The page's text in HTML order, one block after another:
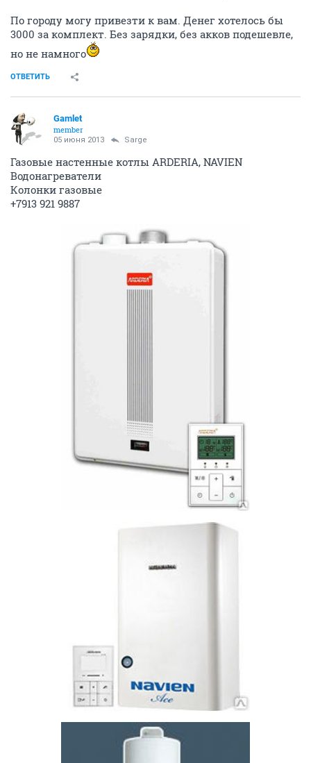
По городу могу привезти к вам. Денег хотелось бы
3000 за комплект. Без зарядки, без акков подешевле,
но не намного
ОТВЕТИТЬ
Gamlet
member
05 июня 2013 Sarge
Газовые настенные котлы ARDERIA, NAVIEN
Водонагреватели
Колонки газовые
+7913 921 9887